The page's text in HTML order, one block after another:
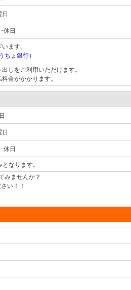
日
休日
ます。
ょ銀行）
しをご利用いただけます。
金がかかります。
日
休日
なります。
みませんか？
い！！